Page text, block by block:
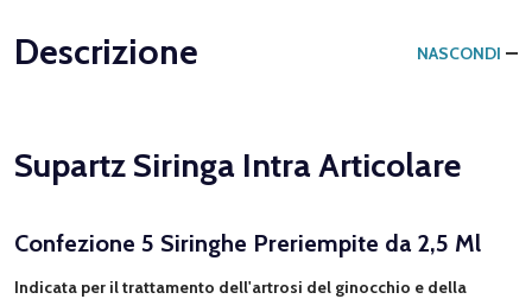
Descrizione NASCONDI
Supartz Siringa Intra Articolare
Confezione 5 Siringhe Preriempite da 2,5 Ml
Indicata per il trattamento dell'artrosi del ginocchio e della